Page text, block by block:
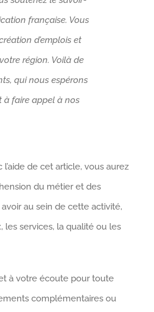
française. Vous
d’emplois et
région. Voilà de
qui nous espérons
à faire appel à nos
l’aide de cet article, vous aurez
du métier et des
au sein de cette activité,
les services, la qualité ou les
à votre écoute pour toute
complémentaires ou